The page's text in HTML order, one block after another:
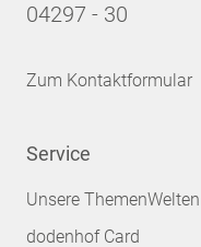
04297 - 30
Zum Kontaktformular
Service
Unsere ThemenWelten
dodenhof Card